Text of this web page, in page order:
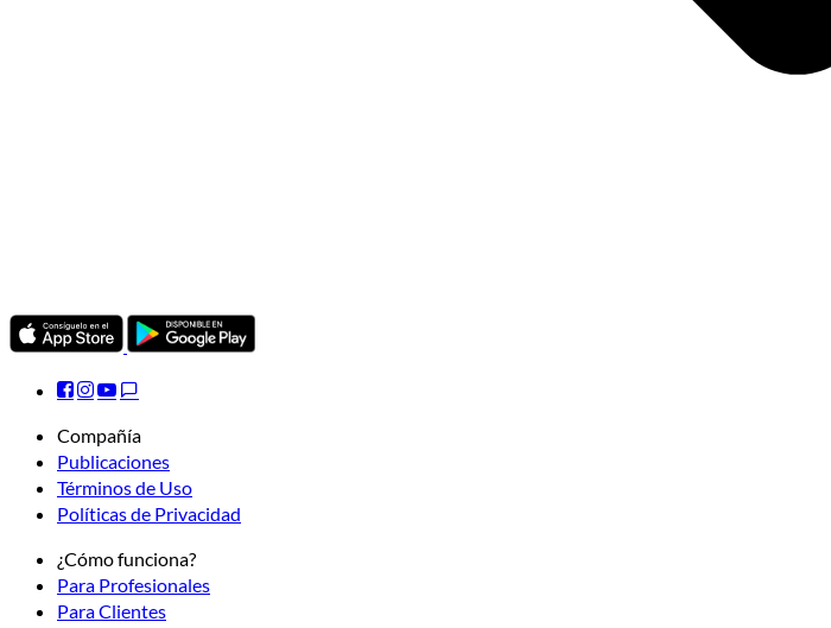
Compañía
Publicaciones
Términos de Uso
Políticas de Privacidad
¿Cómo funciona?
Para Profesionales
Para Clientes